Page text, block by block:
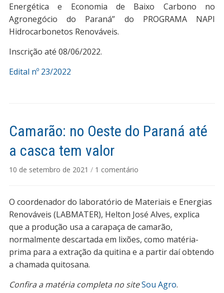
Energética e Economia de Baixo Carbono no
Agronegócio do Paraná” do PROGRAMA NAPI
Hidrocarbonetos Renováveis.
Inscrição até 08/06/2022.
Edital nº 23/2022
Camarão: no Oeste do Paraná até
a casca tem valor
10 de setembro de 2021 / 1 comentárioem
Oeste
do
Paraná
a
casca
valor
O coordenador do laboratório de Materiais e Energias
Renováveis (LABMATER), Helton José Alves, explica
que a produção usa a carapaça de camarão,
normalmente descartada em lixões, como matéria-
prima para a extração da quitina e a partir daí obtendo
a chamada quitosana.
Confira a matéria completa no siteSou Agro.